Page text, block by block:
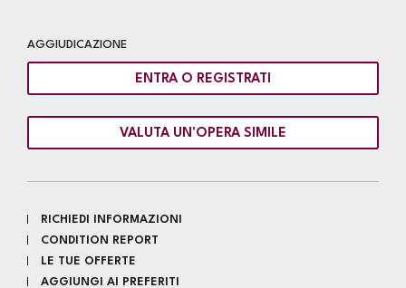
AGGIUDICAZIONE
ENTRA O REGISTRATI
VALUTA UN'OPERA SIMILE
RICHIEDI INFORMAZIONI
CONDITION REPORT
LE TUE OFFERTE
AGGIUNGI AI PREFERITI